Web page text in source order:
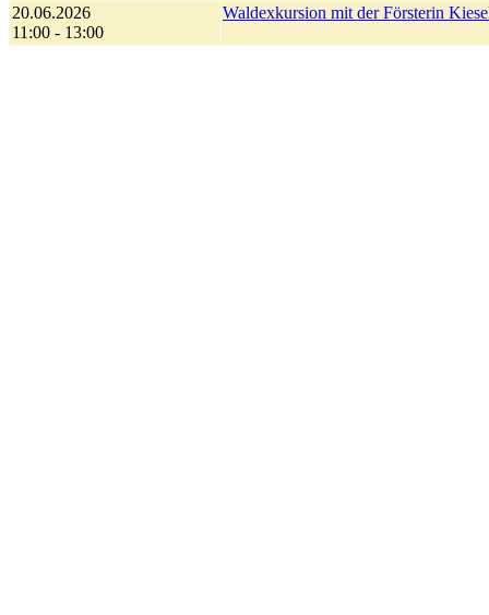
20.06.2026
11:00 - 13:00
Waldexkursion mit der Försterin